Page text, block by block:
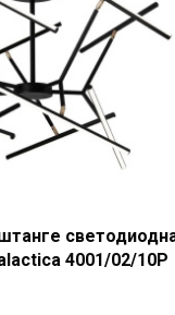
4001/02/10P